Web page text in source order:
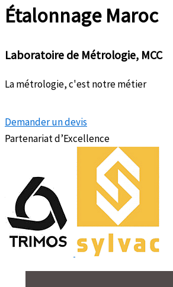
ÉtalonnageMaroc
Laboratoire de Métrologie, MCC
La métrologie, c'est notre métier
Demander un devis
Partenariat d’Excellence